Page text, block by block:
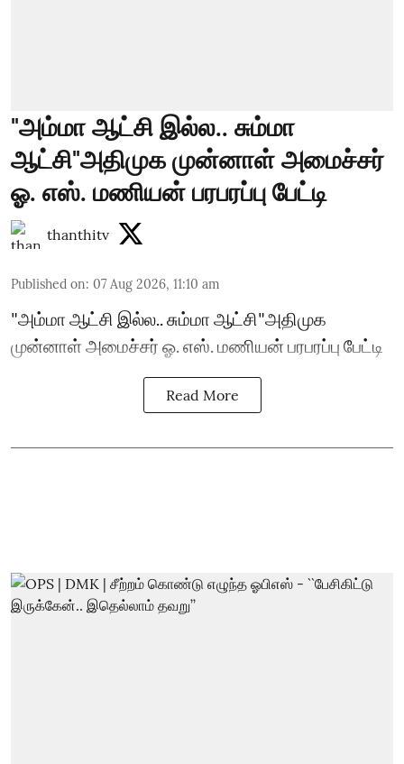
"அம்மா ஆட்சி இல்ல.. சும்மா
ஆட்சி"அதிமுக முன்னாள் அமைச்சர்
ஓ. எஸ். மணியன் பரபரப்பு பேட்டி
thanthitv
Published on: 07 Aug 2026, 11:10 am
"அம்மா ஆட்சி இல்ல.. சும்மா ஆட்சி"அதிமுக
முன்னாள் அமைச்சர் ஓ. எஸ். மணியன் பரபரப்பு பேட்டி
Read More